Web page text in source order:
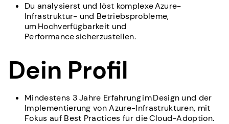
Du analysierst und löst komplexe Azure-
Infrastruktur- und Betriebsprobleme,
um Hochverfügbarkeit und
Performance sicherzustellen.
Dein Profil
Mindestens 3 Jahre Erfahrung im Design und der
Implementierung von Azure-Infrastrukturen, mit
Fokus auf Best Practices für die Cloud-Adoption.